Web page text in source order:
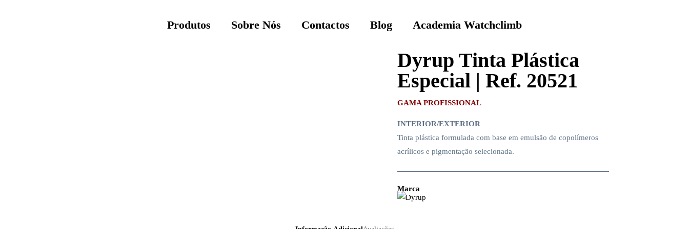
Produtos Sobre Nós Contactos Blog Academia Watchclimb
Dyrup Tinta Plástica
Especial | Ref. 20521
GAMA PROFISSIONAL
INTERIOR/EXTERIOR
Tinta plástica formulada com base em emulsão de copolímeros
acrílicos e pigmentação selecionada.
Marca